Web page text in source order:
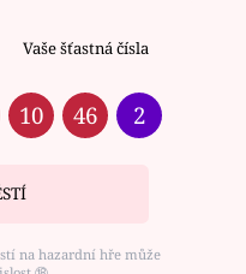
Vaše šťastná čísla
10 46 2
na hazardní hře může